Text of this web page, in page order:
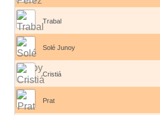
Trabal
Solé Junoy
Cristiá
Prat